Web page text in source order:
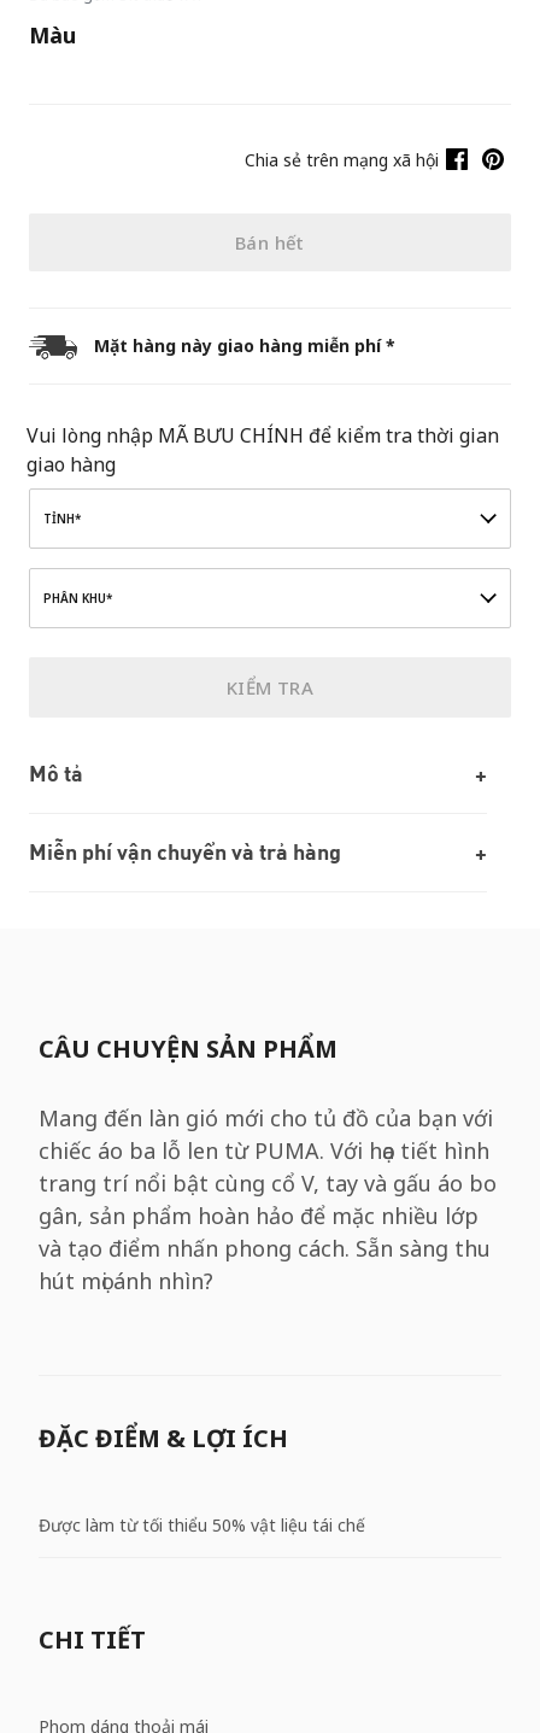
Màu
Chia sẻ trên mạng xã hội
Bán hết
Mặt hàng này giao hàng miễn phí *
Vui lòng nhập MÃ BƯU CHÍNH để kiểm tra thời gian
giao hàng
TỈNH*
PHÂN KHU*
KIỂM TRA
Mô tả
Miễn phí vận chuyển và trả hàng
CÂU CHUYỆN SẢN PHẨM
Mang đến làn gió mới cho tủ đồ của bạn với
chiếc áo ba lỗ len từ PUMA. Với họa tiết hình
trang trí nổi bật cùng cổ V, tay và gấu áo bo
gân, sản phẩm hoàn hảo để mặc nhiều lớp
và tạo điểm nhấn phong cách. Sẵn sàng thu
hút mọi ánh nhìn?
ĐẶC ĐIỂM & LỢI ÍCH
Được làm từ tối thiểu 50% vật liệu tái chế
CHI TIẾT
Phom dáng thoải mái